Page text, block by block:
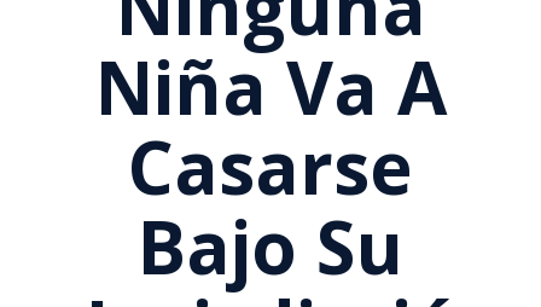
Niña Va A
Casarse
Bajo Su